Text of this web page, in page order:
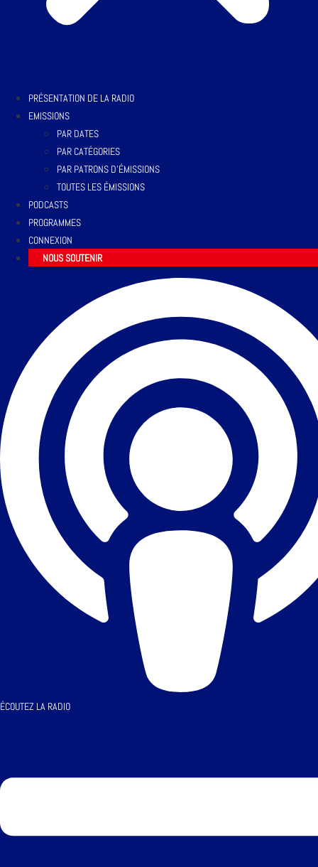
PRÉSENTATION DE LA RADIO
EMISSIONS
PAR DATES
PAR CATÉGORIES
PAR PATRONS D’ÉMISSIONS
TOUTES LES ÉMISSIONS
PODCASTS
PROGRAMMES
CONNEXION
NOUS SOUTENIR
ÉCOUTEZ LA RADIO